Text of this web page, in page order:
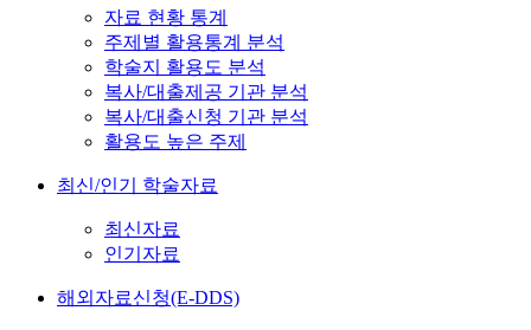
자료 현황 통계
주제별 활용통계 분석
학술지 활용도 분석
복사/대출제공 기관 분석
복사/대출신청 기관 분석
활용도 높은 주제
최신/인기 학술자료
최신자료
인기자료
해외자료신청(E-DDS)